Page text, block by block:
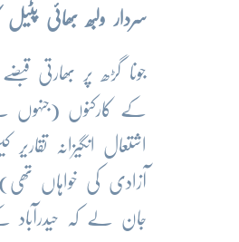
سردار ولبھ بھائی پٹیل
جونا گڑھ پر بھارتی
کے کارکنوں (جنہوں
آزادی کی خواہاں
جان لے کہ حیدرآباد